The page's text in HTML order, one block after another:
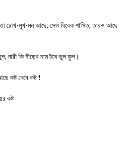
চোখ-মুখ-মন আছে, সেও বিবেক শাসিত, তারও আছে
নারী কি নীড়ের নাম টবে ভুল ফুল।
কষ্ট নেবে কষ্ট !
কষ্ট